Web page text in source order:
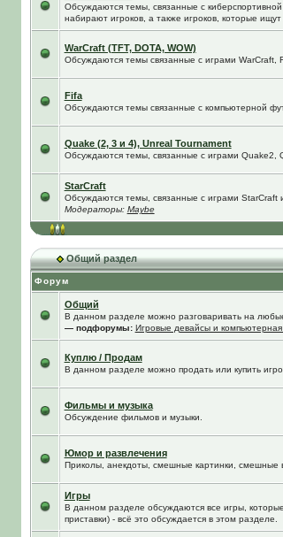
Обсуждаются темы, связанные с
набирают игроков, а также игроков, которые ищут
WarCraft (TFT, DOTA, WOW)
Обсуждаются темы связанные с играми WarCraft,
Fifa
Обсуждаются темы связанные с компьютерной
Quake (2, 3 и 4), Unreal Tournament
Обсуждаются темы, связанные с играми Quake2,
StarCraft
Обсуждаются темы, связанные с играми StarCraft
Модераторы: Maybe
Общий раздел
Форум
Общий
В данном разделе можно разговаривать на
— подфорумы: Игровые девайсы и компьютерная
Куплю / Продам
В данном разделе можно продать или купить
Фильмы и музыка
Обсуждение фильмов и музыки.
Юмор и развлечения
Приколы, анекдоты, смешные картинки, смешные
Игры
В данном разделе обсуждаются все игры,
приставки) - всё это обсуждается в этом разделе.